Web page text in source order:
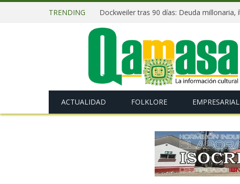
TRENDING
ACTUALIDAD FOLKLORE EMPRESARIAL